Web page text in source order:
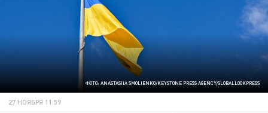
ФОТО: ANASTASIIA SMOLIENKO/KEYSTONE PRESS AGENCY/GLOBALLOOKPRESS
27 НОЯБРЯ 11:59